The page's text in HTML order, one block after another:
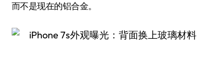
而不是现在的铝合金。